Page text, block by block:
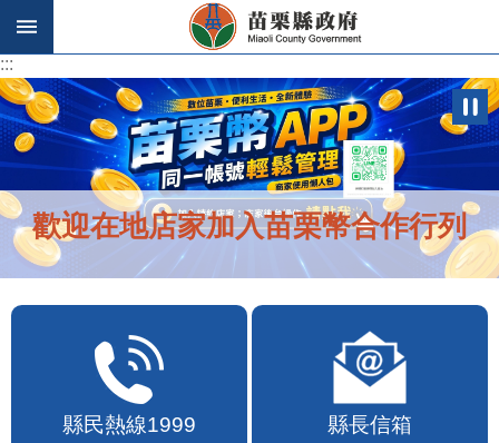
跳到主要內容區塊
:::
:::
歡迎在地店家加入苗栗幣合作行列
縣民熱線1999 縣長信箱